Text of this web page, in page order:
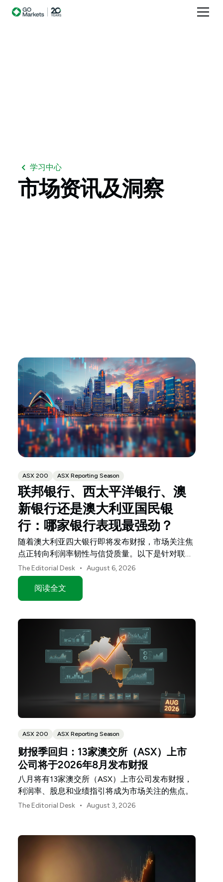
学习中心
市场资讯及洞察
ASX 200 ASX Reporting Season
联邦银行、西太平洋银行、澳
新银行还是澳大利亚国民银
行：哪家银行表现最强劲？
随着澳大利亚四大银行即将发布财报，市场关注焦
点正转向利润率韧性与信贷质量。以下是针对联邦
银行（CBA）、西太平洋银行（Westpac）、澳新
银行（ANZ）和澳大利亚国民银行（NAB）的投资
指南。
The Editorial Desk • August 6, 2026
阅读全文
ASX 200 ASX Reporting Season
财报季回归：13家澳交所（ASX）上市
公司将于2026年8月发布财报
八月将有13家澳交所（ASX）上市公司发布财报，
利润率、股息和业绩指引将成为市场关注的焦点。
The Editorial Desk • August 3, 2026